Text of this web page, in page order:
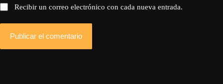
Recibir un correo electrónico con cada nueva entrada.
Publicar el comentario